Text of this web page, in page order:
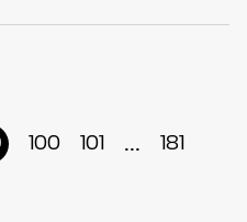
100 101 ... 181